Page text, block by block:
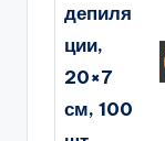
депиля
ции,
20×7
см, 100